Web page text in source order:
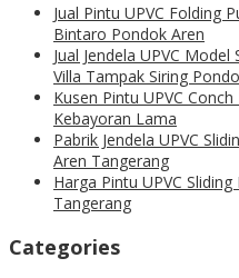
Jual Pintu UPVC Folding
Bintaro Pondok Aren
Jual Jendela UPVC
Villa Tampak Siring
Kusen Pintu UPVC
Kebayoran Lama
Pabrik Jendela UPVC
Aren Tangerang
Harga Pintu UPVC
Tangerang
Categories